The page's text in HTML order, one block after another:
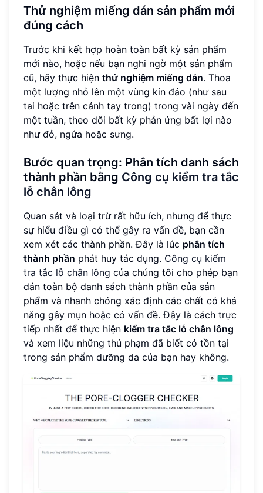
Thử nghiệm miếng dán sản phẩm mới
đúng cách
Trước khi kết hợp hoàn toàn bất kỳ sản phẩm
mới nào, hoặc nếu bạn nghi ngờ một sản phẩm
cũ, hãy thực hiện thử nghiệm miếng dán. Thoa
một lượng nhỏ lên một vùng kín đáo (như sau
tai hoặc trên cánh tay trong) trong vài ngày đến
một tuần, theo dõi bất kỳ phản ứng bất lợi nào
như đỏ, ngứa hoặc sưng.
Bước quan trọng: Phân tích danh sách
thành phần bằng Công cụ kiểm tra tắc
lỗ chân lông
Quan sát và loại trừ rất hữu ích, nhưng để thực
sự hiểu điều gì có thể gây ra vấn đề, bạn cần
xem xét các thành phần. Đây là lúc phân tích
thành phần phát huy tác dụng. Công cụ kiểm
tra tắc lỗ chân lông của chúng tôi cho phép bạn
dán toàn bộ danh sách thành phần của sản
phẩm và nhanh chóng xác định các chất có khả
năng gây mụn hoặc có vấn đề. Đây là cách trực
tiếp nhất để thực hiện kiểm tra tắc lỗ chân lông
và xem liệu những thủ phạm đã biết có tồn tại
trong sản phẩm dưỡng da của bạn hay không.